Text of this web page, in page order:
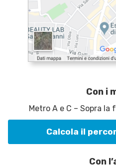
Con i
Metro A e C – Sopra la
Calcola il
Con